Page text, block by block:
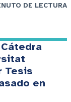
DE LECTURA
Cátedra
Tesis
en